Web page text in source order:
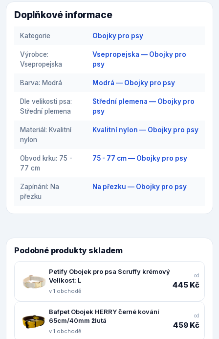
Doplňkové informace
Kategorie Obojky pro psy
Výrobce:
Vsepropejska
Vsepropejska — Obojky pro
psy
Barva: Modrá Modrá — Obojky pro psy
Dle velikosti psa:
Střední plemena
Střední plemena — Obojky pro
psy
Materiál: Kvalitní
nylon
Kvalitní nylon — Obojky pro psy
Obvod krku: 75 -
77 cm
75 - 77 cm — Obojky pro psy
Zapínání: Na
přezku
Na přezku — Obojky pro psy
Podobné produkty skladem
Petify Obojek pro psa Scruffy krémový
Velikost: L
v 1 obchodě
od
445 Kč
Bafpet Obojek HERRY černé kování
65cm/40mm žlutá
v 1 obchodě
od
459 Kč